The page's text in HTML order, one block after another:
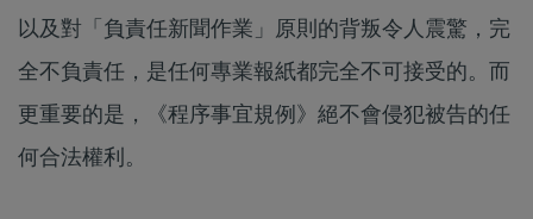
以及對「負責任新聞作業」原則的背叛令人震驚，完
全不負責任，是任何專業報紙都完全不可接受的。而
更重要的是，《程序事宜規例》絕不會侵犯被告的任
何合法權利。